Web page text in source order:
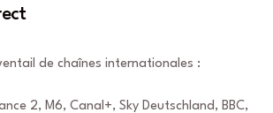
de chaînes internationales :
2, M6, Canal+, Sky Deutschland, BBC,